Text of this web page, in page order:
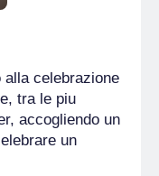
alla celebrazione
tra le piu
accogliendo un
un